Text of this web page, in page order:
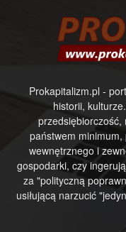
Prokapitalizm.pl -
historii,
przedsiębiorczość,
państwem
wewnętrznego i
gospodarki, czy
za "polityczną
usiłującą narzucić